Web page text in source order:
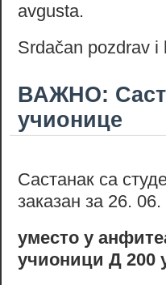
avgusta.
Srdačan pozdrav i
ВАЖНО:
учионице
Састанак са
заказан за 26.
уместо у
учионици Д 200